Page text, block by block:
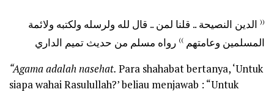
(( الدين النصيحة .. قلنا لمن .. قال لله ولرسله ولكتبه ولائمة
المسلمين وعامتهم )) رواه مسلم من حديث تميم الداري
“Agama adalah nasehat. Para shahabat bertanya, ‘Untuk
siapa wahai Rasulullah?’ beliau menjawab : “Untuk